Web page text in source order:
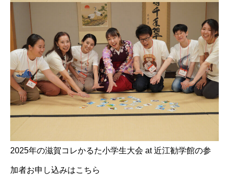
2025年の滋賀コレかるた小学生大会 at 近江勧学館の参
加者お申し込みはこちら